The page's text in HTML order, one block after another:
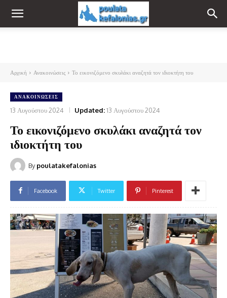
Αρχική Ανακοινώσεις Το εικονιζόμενο σκυλάκι αναζητά τον ιδιοκτήτη του
ΑΝΑΚΟΙΝΏΣΕΙΣ
13 Αυγούστου 2024 Updated:13 Αυγούστου 2024
Το εικονιζόμενο σκυλάκι αναζητά τον
ιδιοκτήτη του
By poulatakefalonias
Facebook Twitter Pinterest